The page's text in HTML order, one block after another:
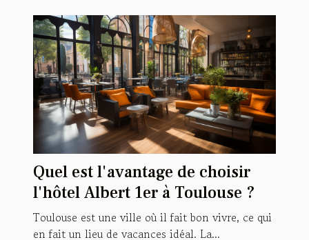
Quel est l'avantage de choisir
l'hôtel Albert 1er à Toulouse ?
Toulouse est une ville où il fait bon vivre, ce qui
en fait un lieu de vacances idéal. La...